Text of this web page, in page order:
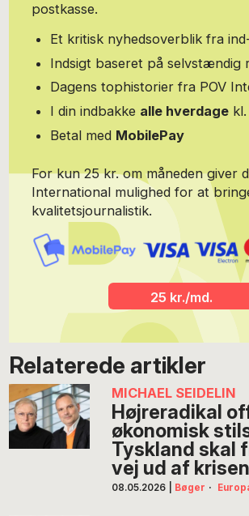
postkasse.
Et kritisk nyhedsoverblik fra
Indsigt baseret på selvstændig
Dagens tophistorier fra POV
I din indbakke alle hverdage
Betal med MobilePay
For kun 25 kr. om måneden giver
International mulighed for at
kvalitetsjournalistik.
25 kr./md.
Relaterede artikler
MICHAEL SEIDELIN
Højreradikal
økonomisk
Tyskland skal
vej ud af krisen
08.05.2026 Bøger ·